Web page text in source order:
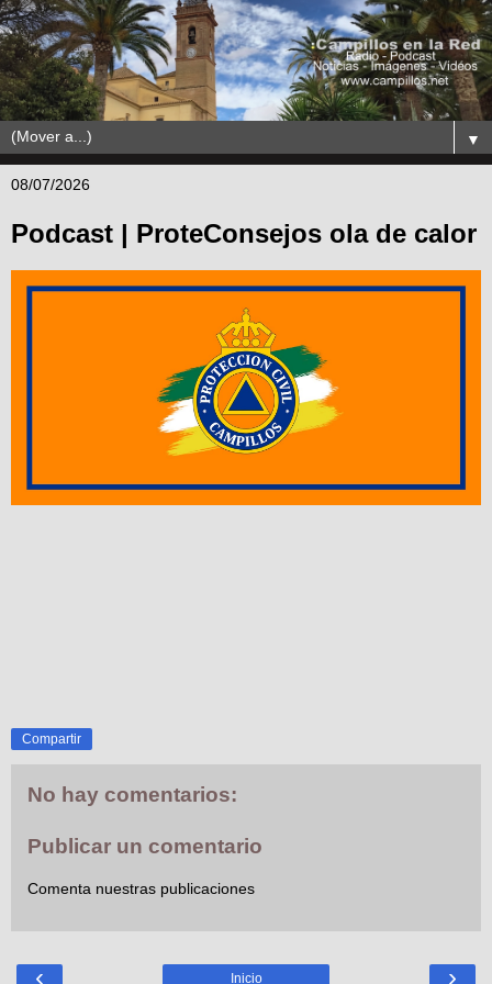
▼
08/07/2026
Podcast | ProteConsejos ola de calor
Compartir
No hay comentarios:
Publicar un comentario
Comenta nuestras publicaciones
‹ ›
Inicio